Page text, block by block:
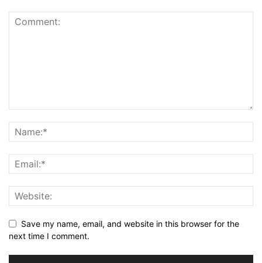
Save my name, email, and website in this browser for the
next time I comment.